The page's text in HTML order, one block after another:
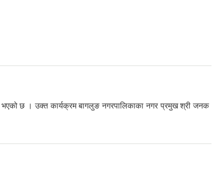
भएको छ । उक्त कार्यक्रम बागलुङ नगरपालिकाका नगर प्रमुख श्री जनक